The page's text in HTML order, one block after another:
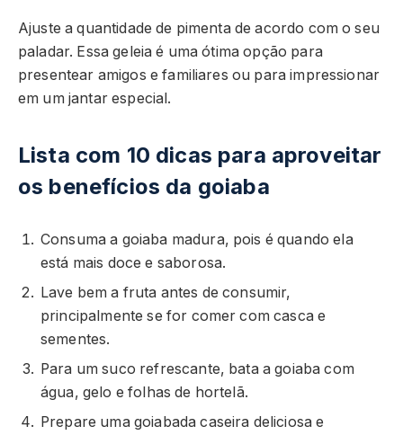
Ajuste a quantidade de pimenta de acordo com o seu
paladar. Essa geleia é uma ótima opção para
presentear amigos e familiares ou para impressionar
em um jantar especial.
Lista com 10 dicas para aproveitar
os benefícios da goiaba
Consuma a goiaba madura, pois é quando ela
está mais doce e saborosa.
Lave bem a fruta antes de consumir,
principalmente se for comer com casca e
sementes.
Para um suco refrescante, bata a goiaba com
água, gelo e folhas de hortelã.
Prepare uma goiabada caseira deliciosa e